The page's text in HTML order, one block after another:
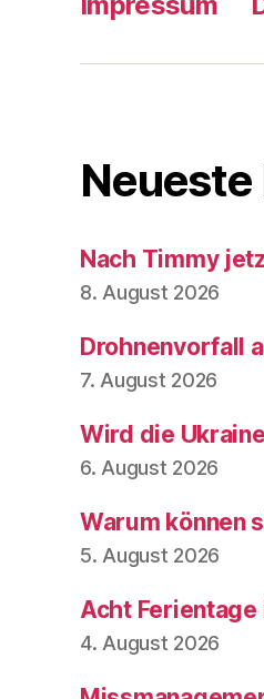
Nach Timmy
8. August 2026
Drohnenvorfall
7. August 2026
Wird die
6. August 2026
Warum können
5. August 2026
Acht
4. August 2026